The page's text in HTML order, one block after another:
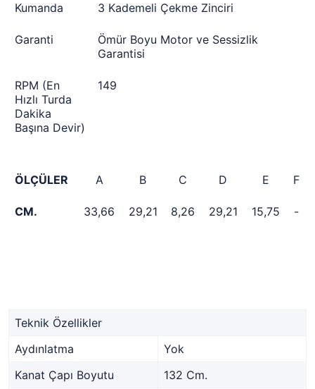
Kumanda 3 Kademeli Çekme Zinciri
Garanti
Ömür Boyu Motor ve Sessizlik
Garantisi
RPM (En
Hızlı Turda
Dakika
Başına Devir)
149
ÖLÇÜLER A B C D E F
CM. 33,66 29,21 8,26 29,21 15,75 -
Teknik Özellikler
Aydınlatma
Yok
Kanat Çapı Boyutu
132 Cm.